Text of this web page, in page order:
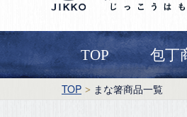
TOP 包丁
TOP まな箸商品一覧